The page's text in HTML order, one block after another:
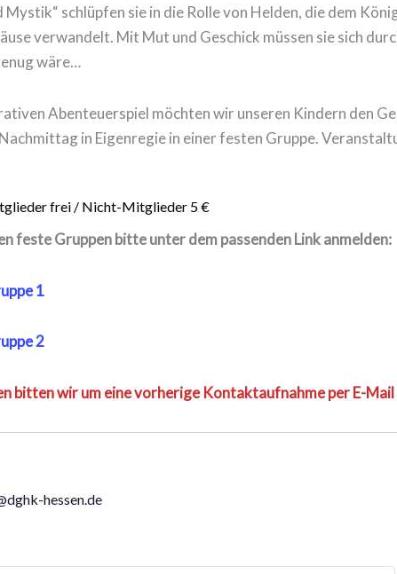
Mystik“ schlüpfen sie in die Rolle von Helden, die dem
verwandelt. Mit Mut und Geschick müssen sie sich
wäre…
Abenteuerspiel möchten wir unseren Kindern den
in Eigenregie in einer festen Gruppe.
frei / Nicht-Mitglieder 5 €
feste Gruppen bitte unter dem passenden Link anmelden:
1
2
bitten wir um eine vorherige Kontaktaufnahme per E-Mail
hessen.de